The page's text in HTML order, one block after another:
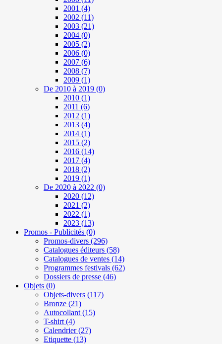
2001 (4)
2002 (11)
2003 (21)
2004 (0)
2005 (2)
2006 (0)
2007 (6)
2008 (7)
2009 (1)
De 2010 à 2019 (0)
2010 (1)
2011 (6)
2012 (1)
2013 (4)
2014 (1)
2015 (2)
2016 (14)
2017 (4)
2018 (2)
2019 (1)
De 2020 à 2022 (0)
2020 (12)
2021 (2)
2022 (1)
2023 (13)
Promos - Publicités (0)
Promos-divers (296)
Catalogues éditeurs (58)
Catalogues de ventes (14)
Programmes festivals (62)
Dossiers de presse (46)
Objets (0)
Objets-divers (117)
Bronze (21)
Autocollant (15)
T-shirt (4)
Calendrier(27)
Etiquette (13)